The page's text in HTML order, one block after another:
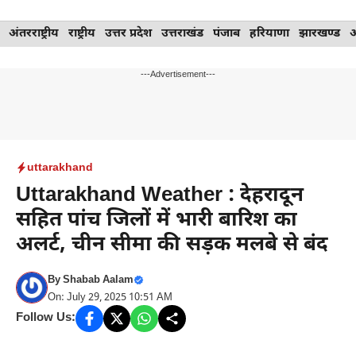
Skip
to
अंतरराष्ट्रीय राष्ट्रीय उत्तर प्रदेश उत्तराखंड पंजाब हरियाणा झारखण्ड
---Advertisement---
uttarakhand
Uttarakhand Weather : देहरादून
सहित पांच जिलों में भारी बारिश का
अलर्ट, चीन सीमा की सड़क मलबे से बंद
ByShabab Aalam
On: July 29, 2025 10:51 AM
Follow Us: